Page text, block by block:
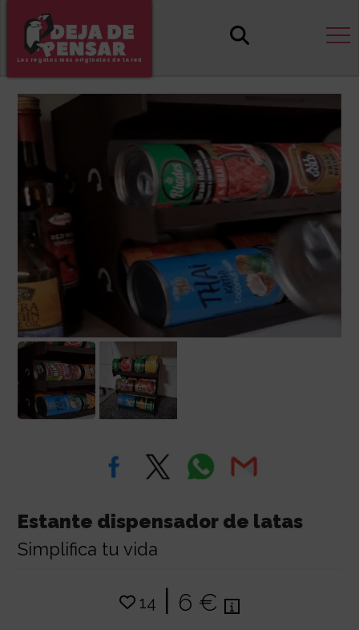
Los regalos más originales de la red
Estante dispensador de latas
Simplifica tu vida
14 | 6 €